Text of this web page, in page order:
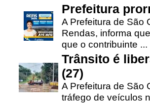
Prefeitura
A Prefeitura de São
Rendas, informa
que o contribuinte ...
Trânsito é
(27)
A Prefeitura de São
tráfego de veículos